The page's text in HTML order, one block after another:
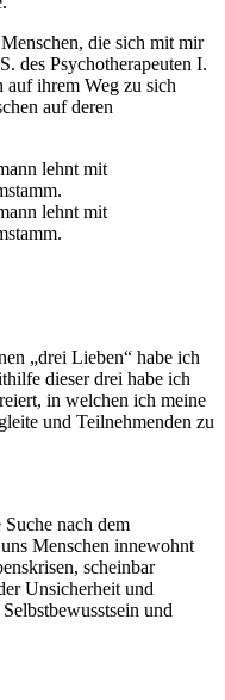
die sich mit mir
des Psychotherapeuten I.
ihrem Weg zu sich
auf deren
„drei Lieben“ habe ich
dieser drei habe ich
in welchen ich meine
und Teilnehmenden zu
nach dem
Menschen innewohnt
scheinbar
Unsicherheit und
und